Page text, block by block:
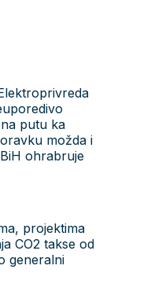
putu ka
možda i
ohrabruje
projektima
CO2 takse od
generalni